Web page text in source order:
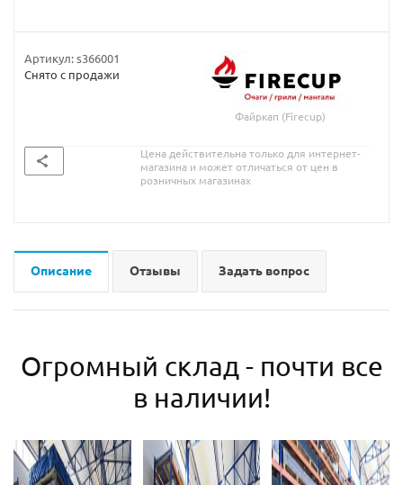
Артикул:s366001
Снято с продажи
Файркап (Firecup)
Цена действительна только для интернет-
магазина и может отличаться от цен в
розничных магазинах
Описание Отзывы Задать вопрос
Огромный склад - почти все
в наличии!